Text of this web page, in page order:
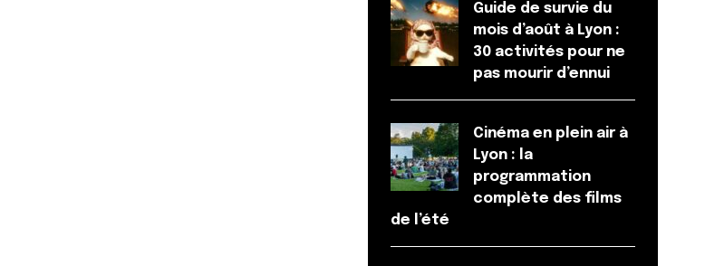
Guide de survie du
mois d’août à Lyon :
30 activités pour ne
pas mourir d’ennui
Cinéma en plein air à
Lyon : la
programmation
complète des films
de l’été